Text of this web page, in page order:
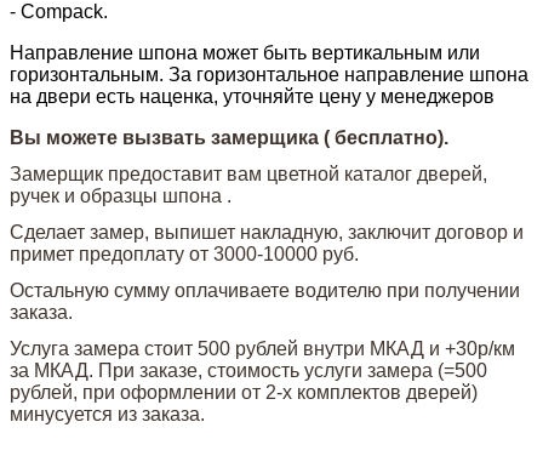
- Compack.
Направление шпона может быть вертикальным или
горизонтальным. За горизонтальное направление шпона
на двери есть наценка, уточняйте цену у менеджеров
Вы можете вызвать замерщика ( бесплатно).
Замерщик предоставит вам цветной каталог дверей,
ручек и образцы шпона .
Сделает замер, выпишет накладную, заключит договор и
примет предоплату от 3000-10000 руб.
Остальную сумму оплачиваете водителю при получении
заказа.
Услуга замера стоит 500 рублей внутри МКАД и +30р/км
за МКАД. При заказе, стоимость услуги замера (=500
рублей, при оформлении от 2-х комплектов дверей)
минусуется из заказа.